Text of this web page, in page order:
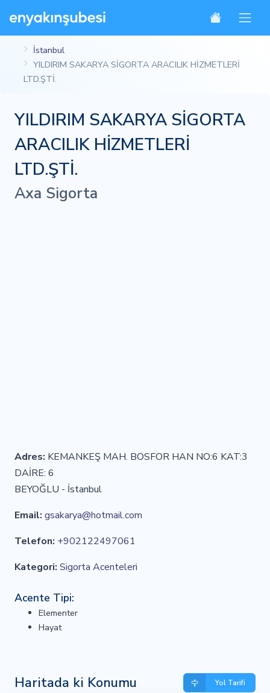
İstanbul
YILDIRIM SAKARYA SİGORTA ARACILIK HİZMETLERİ
LTD.ŞTİ.
YILDIRIM SAKARYA SİGORTA
ARACILIK HİZMETLERİ
LTD.ŞTİ.
Axa Sigorta
Adres: KEMANKEŞ MAH. BOSFOR HAN NO:6 KAT:3
DAİRE: 6
BEYOĞLU - İstanbul
Email: gsakarya@hotmail.com
Telefon: +902122497061
Kategori: Sigorta Acenteleri
Acente Tipi:
Elementer
Hayat
Haritada ki Konumu Yol Tarifi